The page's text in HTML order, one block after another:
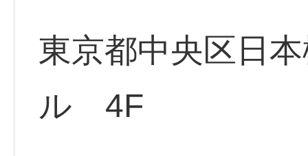
東京都中央区日
ル 4F